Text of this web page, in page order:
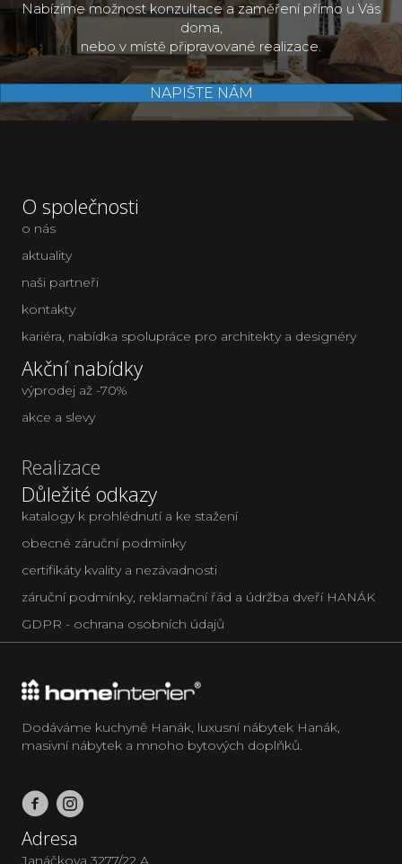
Nabízíme možnost konzultace a zaměření přímo u Vás
doma,
nebo v místě připravované realizace.
NAPIŠTE NÁM
O společnosti
o nás
aktuality
naši partneři
kontakty
kariéra, nabídka spolupráce pro architekty a designéry
Akční nabídky
výprodej až -70%
akce a slevy
Realizace
Důležité odkazy
katalogy k prohlédnutí a ke stažení
obecné záruční podmínky
certifikáty kvality a nezávadnosti
záruční podmínky, reklamační řád a údržba dveří HANÁK
GDPR - ochrana osobních údajů
Dodáváme kuchyně Hanák, luxusní nábytek Hanák,
masivní nábytek a mnoho bytových doplňků.
Adresa
Janáčkova 3277/22 A